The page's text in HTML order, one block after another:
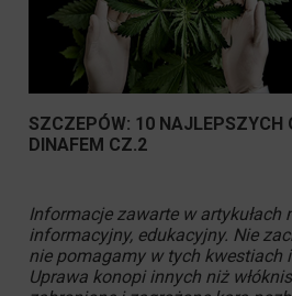
SZCZEPÓW: 10 NAJLEPSZYCH
DINAFEM CZ.2
Informacje zawarte w artykułach
informacyjny, edukacyjny. Nie
nie pomagamy w tych kwestiach
Uprawa konopi innych niż